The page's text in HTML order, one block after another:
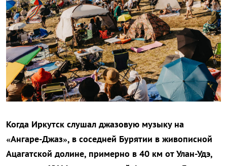
Когда Иркутск слушал джазовую музыку на
«Ангаре-Джаз», в соседней Бурятии в живописной
Ацагатской долине, примерно в 40 км от Улан-Удэ,